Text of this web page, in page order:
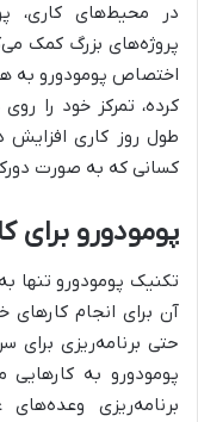
در محیط‌های کاری،
پروژه‌های بزرگ کمک
اختصاص پومودورو به
کرده، تمرکز خود را
طول روز کاری افزایش
کسانی که به صورت
پومودورو
تکنیک پومودورو تنها
آن برای انجام
حتی برنامه‌ریزی برای
پومودورو به
برنامه‌ریزی